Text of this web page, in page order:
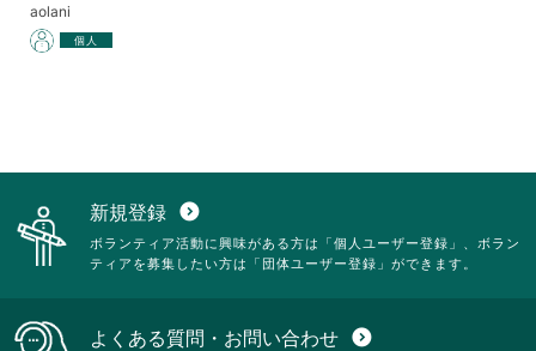
aolani
個人
新規登録 expand_circle_down
ボランティア活動に興味がある方は「個人ユーザー登録」、ボラン
ティアを募集したい方は「団体ユーザー登録」ができます。
よくある質問・お問い合わせ expand_circle_down